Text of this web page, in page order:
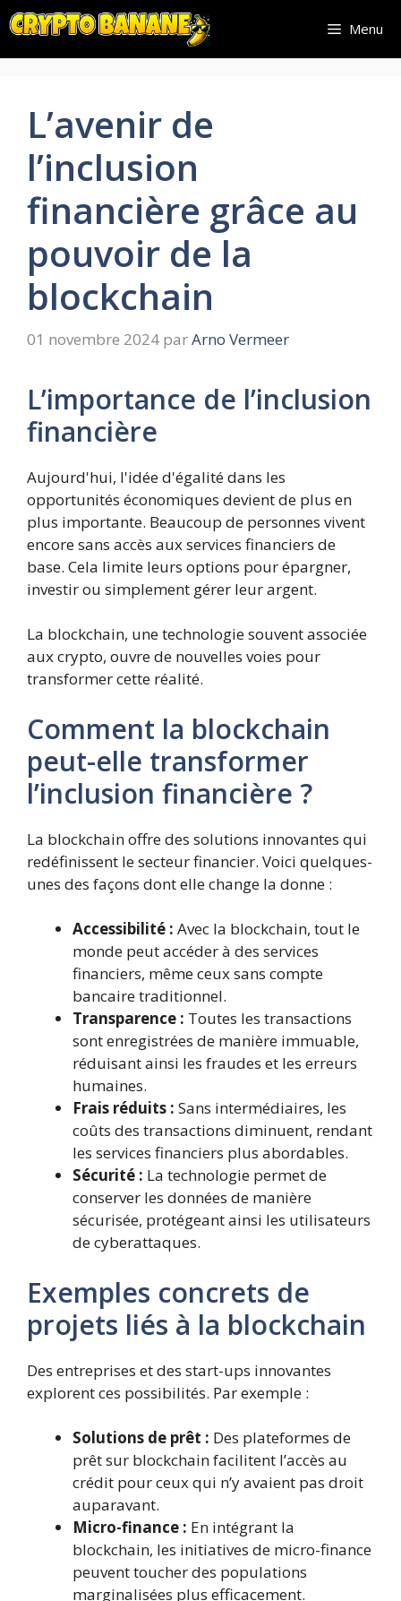
Aller
au
contenu
Menu
L’avenir de
l’inclusion
financière grâce au
pouvoir de la
blockchain
01 novembre 2024 parArno Vermeer
L’importance de l’inclusion
financière
Aujourd'hui, l'idée d'égalité dans les
opportunités économiques devient de plus en
plus importante. Beaucoup de personnes vivent
encore sans accès aux services financiers de
base. Cela limite leurs options pour épargner,
investir ou simplement gérer leur argent.
La blockchain, une technologie souvent associée
aux crypto, ouvre de nouvelles voies pour
transformer cette réalité.
Comment la blockchain
peut-elle transformer
l’inclusion financière ?
La blockchain offre des solutions innovantes qui
redéfinissent le secteur financier. Voici quelques-
unes des façons dont elle change la donne :
Accessibilité : Avec la blockchain, tout le
monde peut accéder à des services
financiers, même ceux sans compte
bancaire traditionnel.
Transparence : Toutes les transactions
sont enregistrées de manière immuable,
réduisant ainsi les fraudes et les erreurs
humaines.
Frais réduits : Sans intermédiaires, les
coûts des transactions diminuent, rendant
les services financiers plus abordables.
Sécurité : La technologie permet de
conserver les données de manière
sécurisée, protégeant ainsi les utilisateurs
de cyberattaques.
Exemples concrets de
projets liés à la blockchain
Des entreprises et des start-ups innovantes
explorent ces possibilités. Par exemple :
Solutions de prêt : Des plateformes de
prêt sur blockchain facilitent l’accès au
crédit pour ceux qui n’y avaient pas droit
auparavant.
Micro-finance : En intégrant la
blockchain, les initiatives de micro-finance
peuvent toucher des populations
marginalisées plus efficacement.